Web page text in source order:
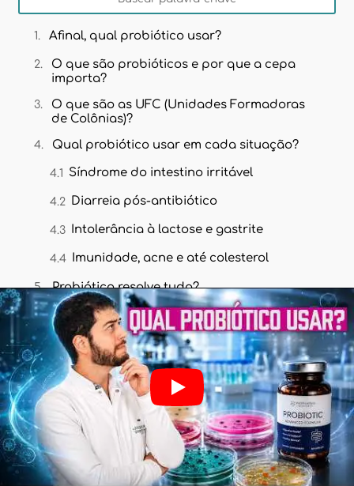
Afinal, qual probiótico usar?
O que são probióticos e por que a cepa
importa?
O que são as UFC (Unidades Formadoras
de Colônias)?
Qual probiótico usar em cada situação?
Síndrome do intestino irritável
Diarreia pós-antibiótico
Intolerância à lactose e gastrite
Imunidade, acne e até colesterol
Probiótico resolve tudo?
Dicas práticas para escolher
Como descobrir qual probiótico usar no
seu caso
Perguntas frequentes
Posso tomar qualquer probiótico?
Probiótico precisa de geladeira?
Conclusão